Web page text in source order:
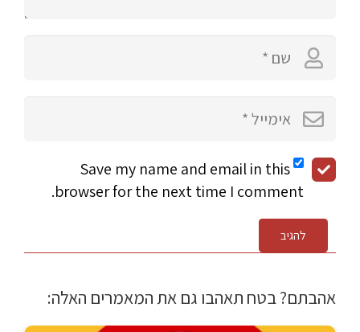
Save my name and email in this
browser for the next time I comment.
להגיב
אהבתם? בטח תאהבו גם את המאמרים האלה: